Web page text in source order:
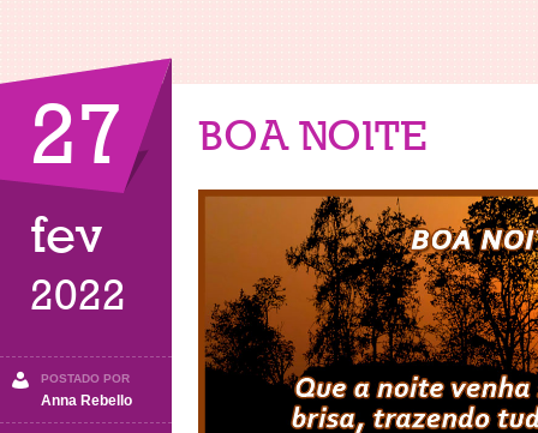
27
fev
2022
POSTADO POR
Anna Rebello
BOA NOITE